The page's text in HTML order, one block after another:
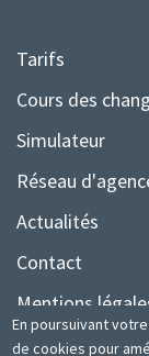
Menu
Pied
page
Tarifs
Cours des
Simulateur
Réseau
Actualités
Contact
Mentions
Plan du site
En poursuivant
de cookies pour